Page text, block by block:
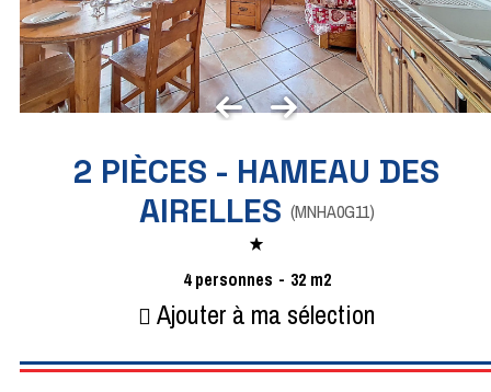
2 PIÈCES - HAMEAU DES
AIRELLES (MNHA0G11)
4 personnes 32 m2
Ajouter à ma sélection